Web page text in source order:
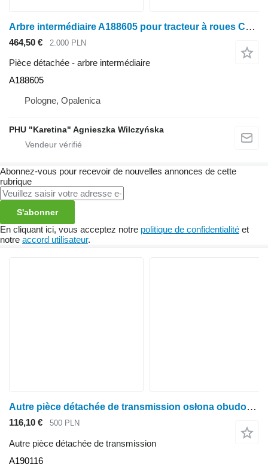
Arbre intermédiaire A188605 pour tracteur à roues Case IH Case 5120 5130 5140 5150 5250
464,50 € 2.000 PLN
Pièce détachée - arbre intermédiaire
A188605
Pologne, Opalenica
PHU "Karetina" Agnieszka Wilczyńska
Abonnez-vous pour recevoir de nouvelles annonces de cette
rubrique
S'abonner
En cliquant ici, vous acceptez notre politique de confidentialité et
notre accord utilisateur.
Autre pièce détachée de transmission osłona obudowy podnośnika A190116 pour tracteur à roues Case IH Case 5120 5130 5140 5150
116,10 € 500 PLN
Autre pièce détachée de transmission
A190116